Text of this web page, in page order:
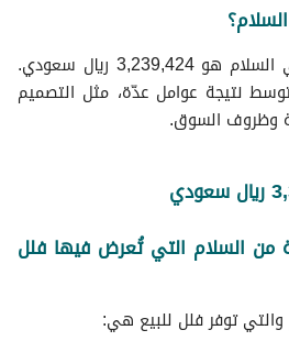
متوسط سعر شراء فلل في السلام هو 3,239,424 ريال سعودي.
نتيجة عوامل عدّة، مثل التصميم
وظروف السوق.
من السلام التي تُعرض فيها فلل
والتي توفر فلل للبيع هي: